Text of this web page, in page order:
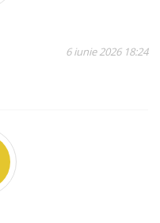
6 iunie 2026 18:24